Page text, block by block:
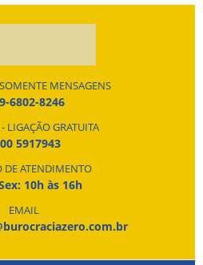
MENSAGENS
6802-8246
LIGAÇÃO GRATUITA
5917943
DE ATENDIMENTO
10h às 16h
EMAIL